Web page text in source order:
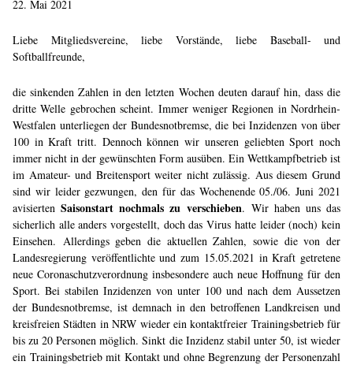
22. Mai 2021
Liebe Mitgliedsvereine, liebe Vorstände, liebe Baseball- und
Softballfreunde,
die sinkenden Zahlen in den letzten Wochen deuten darauf hin, dass die
dritte Welle gebrochen scheint. Immer weniger Regionen in Nordrhein-
Westfalen unterliegen der Bundesnotbremse, die bei Inzidenzen von über
100 in Kraft tritt. Dennoch können wir unseren geliebten Sport noch
immer nicht in der gewünschten Form ausüben. Ein Wettkampfbetrieb ist
im Amateur- und Breitensport weiter nicht zulässig. Aus diesem Grund
sind wir leider gezwungen, den für das Wochenende 05./06. Juni 2021
avisiertenSaisonstart nochmals zu verschieben. Wir haben uns das
sicherlich alle anders vorgestellt, doch das Virus hatte leider (noch) kein
Einsehen. Allerdings geben die aktuellen Zahlen, sowie die von der
Landesregierung veröffentlichte und zum 15.05.2021 in Kraft getretene
neue Coronaschutzverordnung insbesondere auch neue Hoffnung für den
Sport. Bei stabilen Inzidenzen von unter 100 und nach dem Aussetzen
der Bundesnotbremse, ist demnach in den betroffenen Landkreisen und
kreisfreien Städten in NRW wieder ein kontaktfreier Trainingsbetrieb für
bis zu 20 Personen möglich. Sinkt die Inzidenz stabil unter 50, ist wieder
ein Trainingsbetrieb mit Kontakt und ohne Begrenzung der Personenzahl